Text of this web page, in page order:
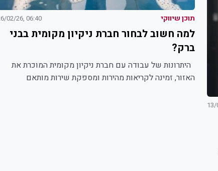
תוכן שיווקי 06:40 ,26/02/26
למה חשוב לבחור חברת ניקיון מקומית בבני
ברק?
היתרונות של עבודה עם חברת ניקיון מקומית המוכרת את
האזור, זמינה לקריאות מהירות ומספקת שירות מותאם